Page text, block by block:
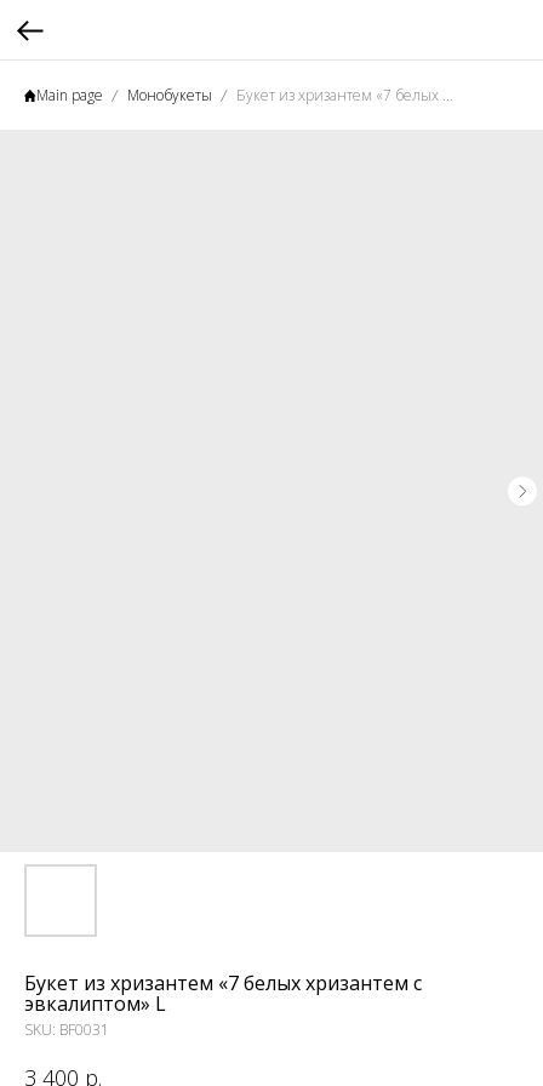
Main page Монобукеты Букет из хризантем «7 белых хризантем с эвкалиптом» L
Букет из хризантем «7 белых хризантем с
эвкалиптом» L
SKU: BF0031
3 400 р.